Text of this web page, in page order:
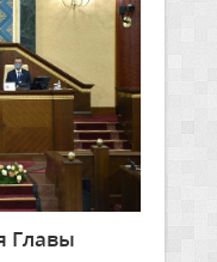
Главы